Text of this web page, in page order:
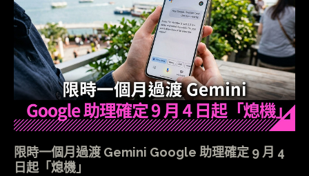
限時一個月過渡 Gemini Google 助理確定 9 月 4
日起「熄機」